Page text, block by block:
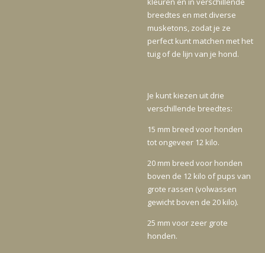
breedtes en met diverse
musketons, zodat je ze
perfect kunt matchen met het
tuig of de lijn van je hond.
Je kunt kiezen uit drie
verschillende breedtes:
15 mm breed voor honden
tot ongeveer 12 kilo.
20 mm breed voor honden
boven de 12 kilo of pups van
grote rassen (volwassen
gewicht boven de 20 kilo).
25 mm voor zeer grote
honden.